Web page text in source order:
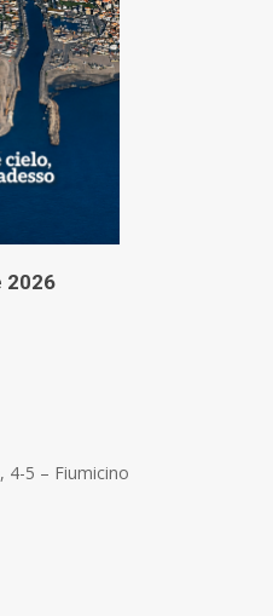
2026
4-5 – Fiumicino